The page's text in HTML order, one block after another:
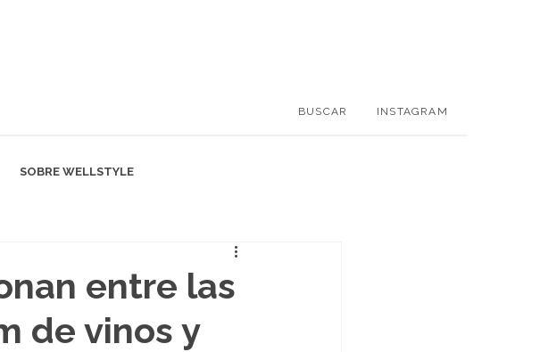
BUSCAR INSTAGRAM
SOBRE WELLSTYLE
entre las
de vinos y